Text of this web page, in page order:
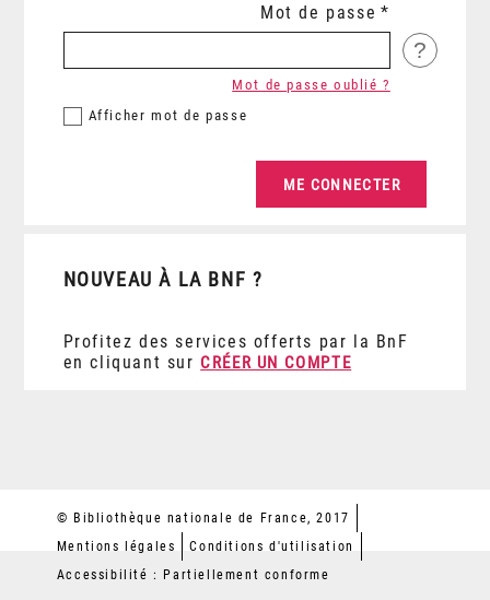
Mot de passe
?
Afficher mot de passe
Mot de passe oublié ?
NOUVEAU À LA BNF ?
Profitez des services offerts par la BnF
en cliquant sur CRÉER UN COMPTE
© Bibliothèque nationale de France, 2017
Mentions légales
Conditions d'utilisation
Accessibilité : Partiellement conforme